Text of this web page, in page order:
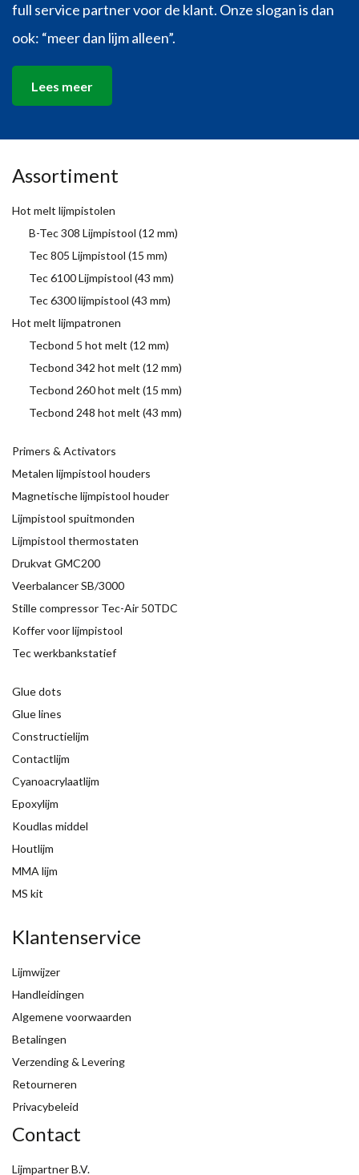
full service partner voor de klant. Onze slogan is dan
ook: “meer dan lijm alleen”.
Lees meer
Assortiment
Hot melt lijmpistolen
B-Tec 308 Lijmpistool (12 mm)
Tec 805 Lijmpistool (15 mm)
Tec 6100 Lijmpistool (43 mm)
Tec 6300 lijmpistool (43 mm)
Hot melt lijmpatronen
Tecbond 5 hot melt (12 mm)
Tecbond 342 hot melt (12 mm)
Tecbond 260 hot melt (15 mm)
Tecbond 248 hot melt (43 mm)
Primers & Activators
Metalen lijmpistool houders
Magnetische lijmpistool houder
Lijmpistool spuitmonden
Lijmpistool thermostaten
Drukvat GMC200
Veerbalancer SB/3000
Stille compressor Tec-Air 50TDC
Koffer voor lijmpistool
Tec werkbankstatief
Glue dots
Glue lines
Constructielijm
Contactlijm
Cyanoacrylaatlijm
Epoxylijm
Koudlas middel
Houtlijm
MMA lijm
MS kit
Klantenservice
Lijmwijzer
Handleidingen
Algemene voorwaarden
Betalingen
Verzending & Levering
Retourneren
Privacybeleid
Contact
Lijmpartner B.V.